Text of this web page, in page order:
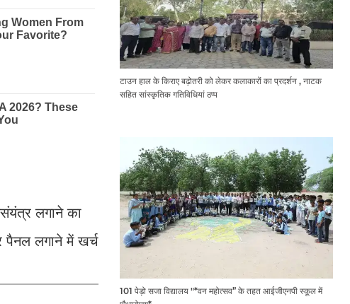
लगाने का
पैनल लगाने में खर्च
टाउन हाल के किराए बढ़ोतरी को लेकर कलाकारों का प्रदर्शन , नाटक
सहित सांस्कृतिक गतिविधियां ठप्प
101 पेड़ो सजा विद्यालय "*वन महोत्सव” के तहत आईजीएनपी स्कूल में